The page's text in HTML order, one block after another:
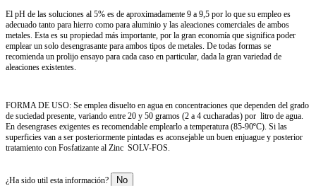
El pH de las soluciones al 5% es de aproximadamente 9 a 9,5 por lo que su empleo es
adecuado tanto para hierro como para aluminio y las aleaciones comerciales de ambos
metales. Esta es su propiedad más importante, por la gran economía que significa poder
emplear un solo desengrasante para ambos tipos de metales. De todas formas se
recomienda un prolijo ensayo para cada caso en particular, dada la gran variedad de
aleaciones existentes.
FORMA DE USO: Se emplea disuelto en agua en concentraciones que dependen del grado
de suciedad presente, variando entre 20 y 50 gramos (2 a 4 cucharadas) por litro de agua.
En desengrases exigentes es recomendable emplearlo a temperatura (85-90ºC). Si las
superficies van a ser posteriormente pintadas es aconsejable un buen enjuague y posterior
tratamiento con Fosfatizante al Zinc SOLV-FOS.
¿Ha sido util esta información? No